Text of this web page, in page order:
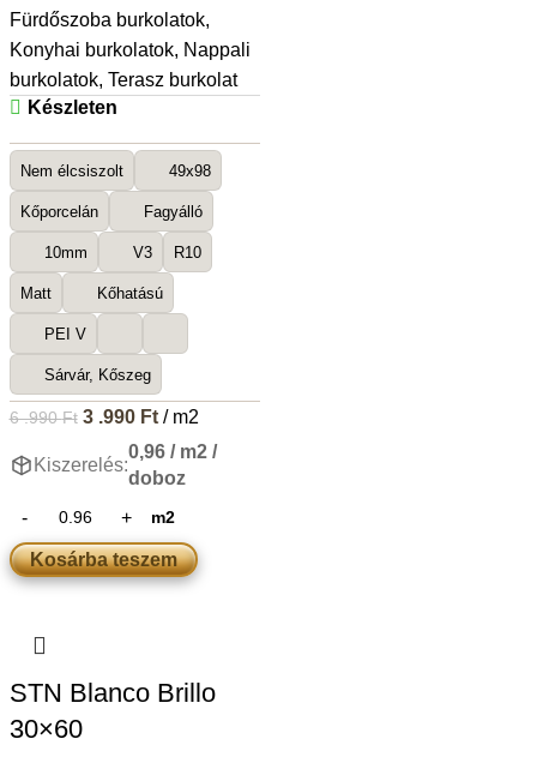
Fürdőszoba burkolatok,
Konyhai burkolatok, Nappali
burkolatok, Terasz burkolat
Készleten
Nem élcsiszolt 49x98
Kőporcelán Fagyálló
10mm V3 R10
Matt Kőhatású
PEI V
Sárvár, Kőszeg
6 .990Ft 3 .990 Ft/ m2
Kiszerelés:
0,96 / m2 /
doboz
m2
Kosárba teszem
STN Blanco Brillo
30×60